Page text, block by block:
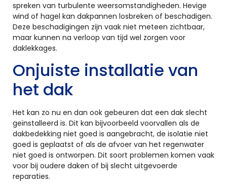
spreken van turbulente weersomstandigheden. Hevige
wind of hagel kan dakpannen losbreken of beschadigen.
Deze beschadigingen zijn vaak niet meteen zichtbaar,
maar kunnen na verloop van tijd wel zorgen voor
daklekkages.
Onjuiste installatie van
het dak
Het kan zo nu en dan ook gebeuren dat een dak slecht
geïnstalleerd is. Dit kan bijvoorbeeld voorvallen als de
dakbedekking niet goed is aangebracht, de isolatie niet
goed is geplaatst of als de afvoer van het regenwater
niet goed is ontworpen. Dit soort problemen komen vaak
voor bij oudere daken of bij slecht uitgevoerde
reparaties.